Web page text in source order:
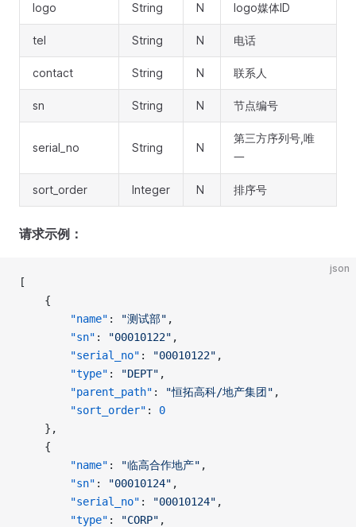
logo String N logo媒体ID
tel String N 电话
contact String N 联系人
sn String N 节点编号
serial_no String N
第三方序列号,唯
一
sort_order Integer N 排序号
请求示例：
json
[
    {
        "name"
: "测试部" ,
        "sn"
: "00010122" ,
        "serial_no"
: "00010122" ,
        "type"
: "DEPT" ,
        "parent_path"
: "恒拓高科/地产集团" ,
        "sort_order"
: 0
    },
    {
        "name"
: "临高合作地产" ,
        "sn"
: "00010124" ,
        "serial_no"
: "00010124" ,
        "type"
: "CORP" ,